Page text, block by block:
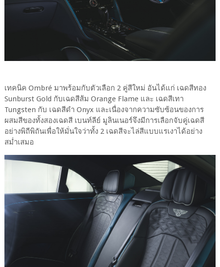
เทคนิค Ombré มาพร้อมกับตัวเลือก 2 คู่สีใหม่ อันได้แก่ เฉดสีทอง
Sunburst Gold กับเฉดสีส้ม Orange Flame และ เฉดสีเทา
Tungsten กับ เฉดสีดำ Onyx และเนื่องจากความซับซ้อนของการ
ผสมสีของทั้งสองเฉดสี เบนท์ลีย์ มูลินเนอร์จึงมีการเลือกจับคู่เฉดสี
อย่างพิถีพิถันเพื่อให้มั่นใจว่าทั้ง 2 เฉดสีจะไล่สีแบบแรเงาได้อย่าง
สม่ำเสมอ